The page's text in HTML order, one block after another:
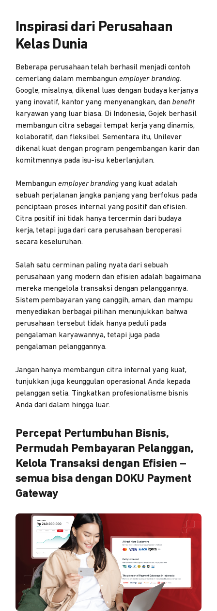
Inspirasi dari Perusahaan
Kelas Dunia
Beberapa perusahaan telah berhasil menjadi contoh
cemerlang dalam membangun employer branding.
Google, misalnya, dikenal luas dengan budaya kerjanya
yang inovatif, kantor yang menyenangkan, dan benefit
karyawan yang luar biasa. Di Indonesia, Gojek berhasil
membangun citra sebagai tempat kerja yang dinamis,
kolaboratif, dan fleksibel. Sementara itu, Unilever
dikenal kuat dengan program pengembangan karir dan
komitmennya pada isu-isu keberlanjutan.
Membangunemployer brandingyang kuat adalah
sebuah perjalanan jangka panjang yang berfokus pada
penciptaan proses internal yang positif dan efisien.
Citra positif ini tidak hanya tercermin dari budaya
kerja, tetapi juga dari cara perusahaan beroperasi
secara keseluruhan.
Salah satu cerminan paling nyata dari sebuah
perusahaan yang modern dan efisien adalah bagaimana
mereka mengelola transaksi dengan pelanggannya.
Sistem pembayaran yang canggih, aman, dan mampu
menyediakan berbagai pilihan menunjukkan bahwa
perusahaan tersebut tidak hanya peduli pada
pengalaman karyawannya, tetapi juga pada
pengalaman pelanggannya.
Jangan hanya membangun citra internal yang kuat,
tunjukkan juga keunggulan operasional Anda kepada
pelanggan setia. Tingkatkan profesionalisme bisnis
Anda dari dalam hingga luar.
Percepat Pertumbuhan Bisnis,
Permudah Pembayaran Pelanggan,
Kelola Transaksi dengan Efisien –
semua bisa dengan DOKU Payment
Gateway